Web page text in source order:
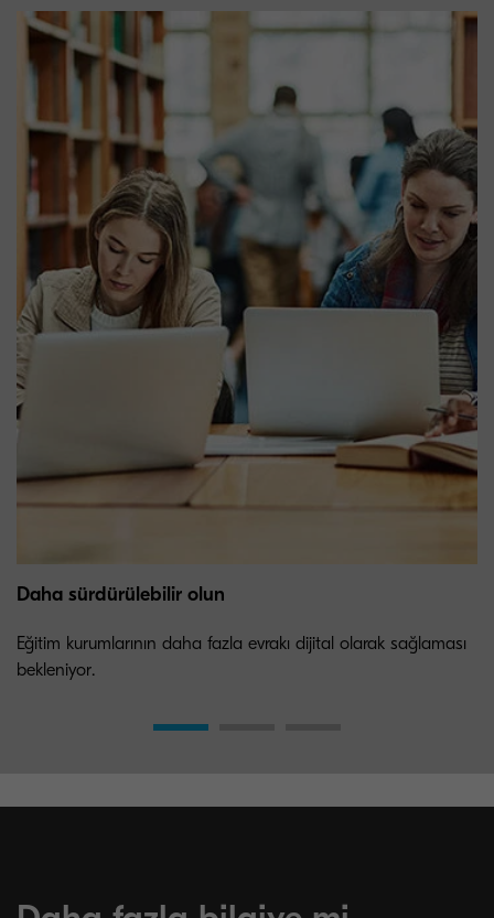
Daha sürdürülebilir olun
Eğitim kurumlarının daha fazla evrakı dijital olarak sağlaması
bekleniyor.